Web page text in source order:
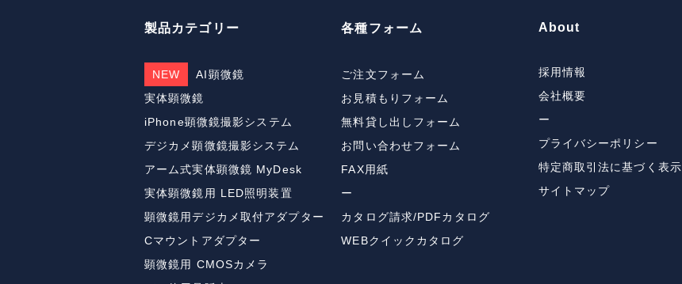
製品カテゴリー
NEW
AI顕微鏡
実体顕微鏡
iPhone顕微鏡撮影システム
デジカメ顕微鏡撮影システム
アーム式実体顕微鏡 MyDesk
実体顕微鏡用 LED照明装置
顕微鏡用デジカメ取付アダプター
Cマウントアダプター
顕微鏡用 CMOSカメラ
各種フォーム
ご注文フォーム
お見積もりフォーム
無料貸し出しフォーム
お問い合わせフォーム
FAX用紙
ー
カタログ請求/PDFカタログ
WEBクイックカタログ
About
採用情報
会社概要
ー
プライバシーポリシー
特定商取引法に基づく表示
サイトマップ